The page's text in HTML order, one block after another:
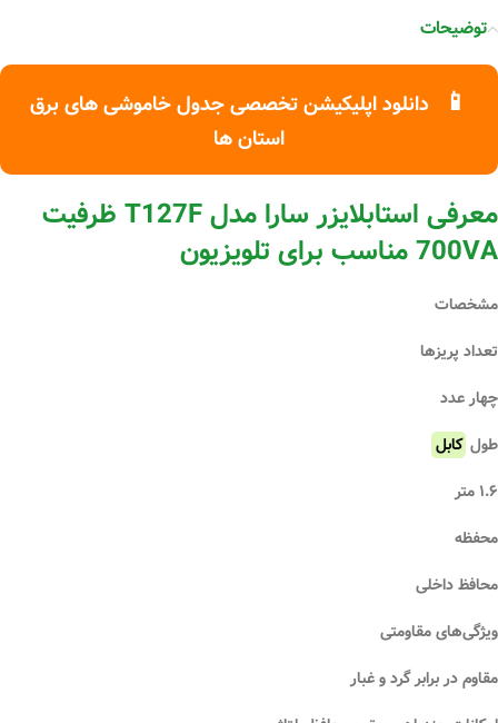
توضیحات
📱
دانلود اپلیکیشن تخصصی جدول خاموشی های برق
استان ها
معرفی استابلایزر سارا مدل T127F ظرفیت
700VA مناسب برای تلویزیون
مشخصات
تعداد پریزها
چهار عدد
طول کابل
۱.۶ متر
محفظه
محافظ داخلی
ویژگی‌های مقاومتی
مقاوم در برابر گرد و غبار